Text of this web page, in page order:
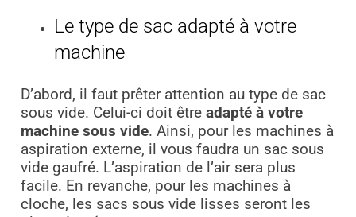
Le type de sac adapté à votre
machine
D’abord, il faut prêter attention au type de sac
sous vide. Celui-ci doit être adapté à votre
machine sous vide. Ainsi, pour les machines à
aspiration externe, il vous faudra un sac sous
vide gaufré. L’aspiration de l’air sera plus
facile. En revanche, pour les machines à
cloche, les sacs sous vide lisses seront les